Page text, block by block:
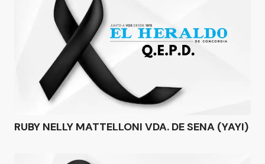
RUBY NELLY MATTELLONI VDA. DE SENA (YAYI)